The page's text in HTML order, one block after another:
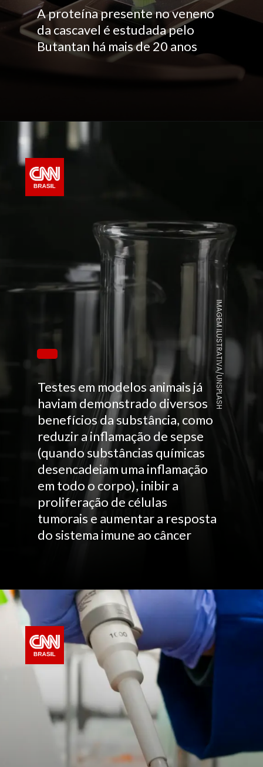
A proteína presente no veneno
da cascavel é estudada pelo
Butantan há mais de 20 anos
Testes em modelos animais já
haviam demonstrado diversos
benefícios da substância, como
reduzir a inflamação de sepse
(quando substâncias químicas
desencadeiam uma inflamação
em todo o corpo), inibir a
proliferação de células
tumorais e aumentar a resposta
do sistema imune ao câncer
IMAGEM ILUSTRATIVA/UNSPLASH